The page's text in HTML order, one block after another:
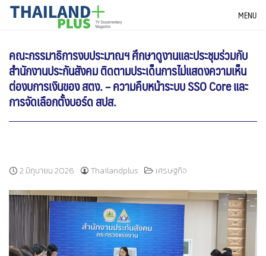
SkipTHAILANDPLUS NEWS MENU
คณะกรรมาธิการงบประมาณฯ ศึกษาดูงานและประชุมร่วมกับ
สำนักงานประกันสังคม ติดตามประเด็นการไม่แสดงความเห็น
ต่องบการเงินของ สตง. – ความคืบหน้าระบบ SSO Core และ
การจัดเลือกตั้งบอร์ด สปส.
2 มิถุนายน 2026 Thailandplus เศรษฐกิจ